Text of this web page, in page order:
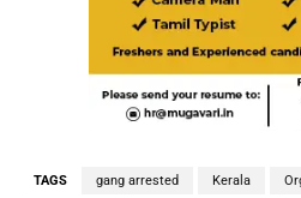
TAGS gang arrested Kerala